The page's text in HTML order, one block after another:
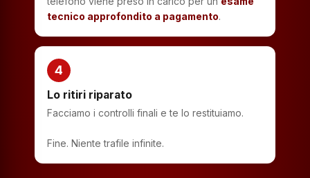
tecnico approfondito a pagamento.
4
Lo ritiri riparato
Facciamo i controlli finali e te lo restituiamo.
Fine. Niente trafile infinite.